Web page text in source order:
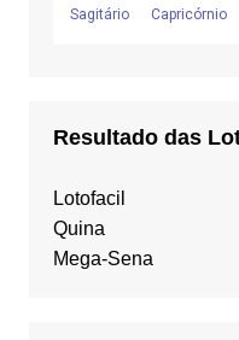
Resultado das
Lotofacil
Quina
Mega-Sena